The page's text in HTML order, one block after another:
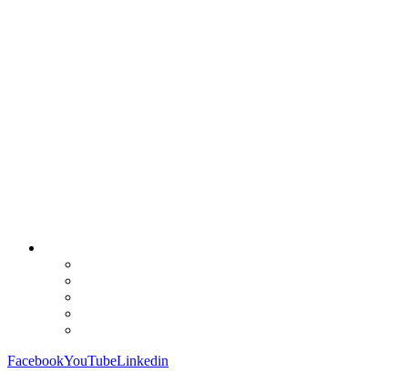
FacebookYouTubeLinkedin